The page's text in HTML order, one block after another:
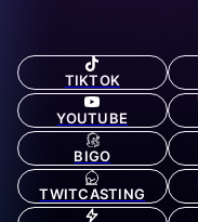
TIKTOK
YOUTUBE
BIGO
TWITCASTING